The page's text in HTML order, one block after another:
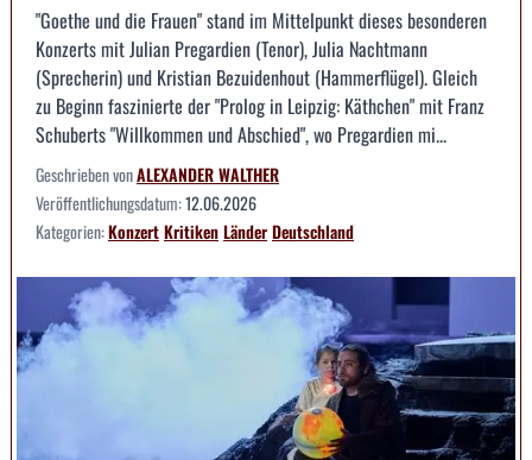
"Goethe und die Frauen" stand im Mittelpunkt dieses besonderen
Konzerts mit Julian Pregardien (Tenor), Julia Nachtmann
(Sprecherin) und Kristian Bezuidenhout (Hammerflügel). Gleich
zu Beginn faszinierte der "Prolog in Leipzig: Käthchen" mit Franz
Schuberts "Willkommen und Abschied", wo Pregardien mi...
Geschrieben vonALEXANDER WALTHER
Veröffentlichungsdatum:12.06.2026
Kategorien:KonzertKritikenLänderDeutschland